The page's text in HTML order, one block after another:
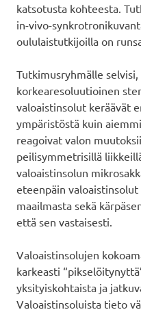
katsotusta kohteesta.
in-vivo-
oululaistutkijoilla on
Tutkimusryhmälle
korkearesoluutioinen
valoaistinsolut keräävät
ympäristöstä kuin
reagoivat valon
peilisymmetrisillä
valoaistinsolun
eteenpäin
maailmasta sekä
että sen vastaisesti.
Valoaistinsolujen
karkeasti
yksityiskohtaista ja
Valoaistinsoluista tieto